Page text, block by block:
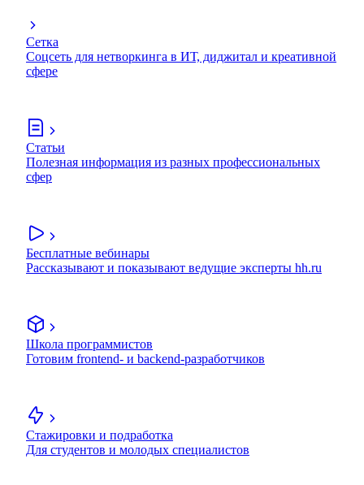
Сетка
Соцсеть для нетворкинга в ИТ, диджитал и креативной
сфере
Статьи
Полезная информация из разных профессиональных
сфер
Бесплатные вебинары
Рассказывают и показывают ведущие эксперты hh.ru
Школа программистов
Готовим frontend- и backend-разработчиков
Стажировки и подработка
Для студентов и молодых специалистов